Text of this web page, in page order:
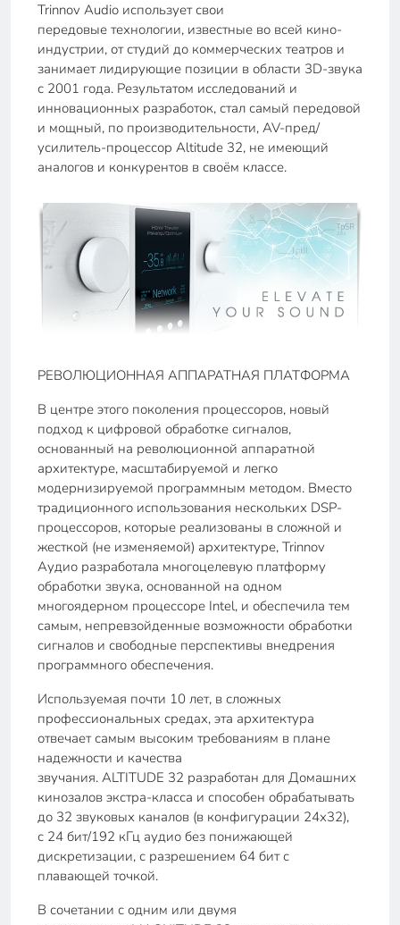
Trinnov Audio использует свои
передовые технологии, известные во всей кино-
индустрии, от студий до коммерческих театров и
занимает лидирующие позиции в области 3D-звука
с 2001 года. Результатом исследований и
инновационных разработок, стал самый передовой
и мощный, по производительности, AV-пред/
усилитель-процессор Altitude 32, не имеющий
аналогов и конкурентов в своём классе.
РЕВОЛЮЦИОННАЯ АППАРАТНАЯ ПЛАТФОРМА
В центре этого поколения процессоров, новый
подход к цифровой обработке сигналов,
основанный на революционной аппаратной
архитектуре, масштабируемой и легко
модернизируемой программным методом. Вместо
традиционного использования нескольких DSP-
процессоров, которые реализованы в сложной и
жесткой (не изменяемой) архитектуре, Trinnov
Аудио разработала многоцелевую платформу
обработки звука, основанной на одном
многоядерном процессоре Intel, и обеспечила тем
самым, непревзойденные возможности обработки
сигналов и свободные перспективы внедрения
программного обеспечения.
Используемая почти 10 лет, в сложных
профессиональных средах, эта архитектура
отвечает самым высоким требованиям в плане
надежности и качества
звучания. ALTITUDE 32 разработан для Домашних
кинозалов экстра-класса и способен обрабатывать
до 32 звуковых каналов (в конфигурации 24х32),
с 24 бит/192 кГц аудио без понижающей
дискретизации, с разрешением 64 бит с
плавающей точкой.
В сочетании с одним или двумя